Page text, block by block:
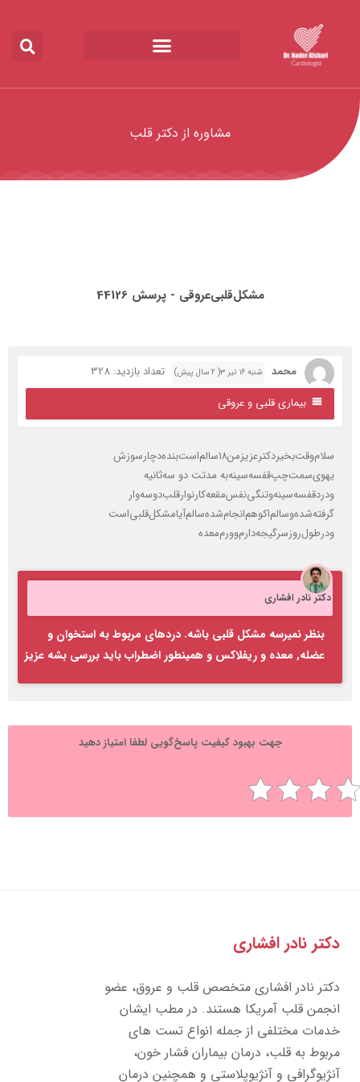
مشاوره از دکتر قلب
مشکل‌قلبی‌عروقی‌ - پرسش 44126
محمد‌ شنبه ۱۶ تیر ۳( 2 سال پیش)
تعداد بازدید: 328
بیماری قلبی و عروقی
مدتت ‌دو سه‌ثانیه
دکتر نادر افشاری
بنظر نمیرسه مشکل قلبی باشه. دردهای مربوط به استخوان و
عضله, معده و ریفلاکس و همینطور اضطراب باید بررسی بشه عزیز
جهت بهبود کیفیت پاسخ‌گویی لطفا امتیاز دهید
نادر افشاری
نادر افشاری متخصص قلب و عروق، عضو
قلب آمریکا هستند. در مطب ایشان
مختلفی از جمله انواع تست های
به قلب، درمان بیماران فشار خون،
و آنژیوپلاستی و همچنین درمان